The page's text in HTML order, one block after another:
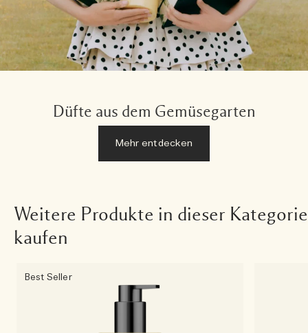
Düfte aus dem Gemüsegarten
Mehr entdecken
Weitere Produkte in dieser Kategorie
kaufen
Best Seller